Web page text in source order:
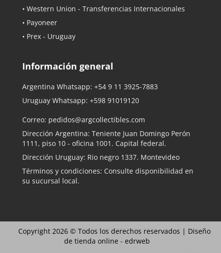
• Western Union - Transferencias Internacionales
• Payoneer
• Prex - Uruguay
Información general
Argentina Whatsapp: +54 9 11 3925-7883
Uruguay Whatsapp: +598 91019120
Correo: pedidos@argcollectibles.com
Dirección Argentina: Teniente Juan Domingo Perón
1111, piso 10 - oficina 1001. Capital federal.
Dirección Uruguay: Rio negro 1337. Montevideo
Términos y condiciones: Consulte disponibilidad en
su sucursal local.
Copyright 2026 © Todos los derechos reservados | Diseño
de tienda online - edrweb